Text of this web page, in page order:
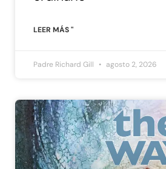
LEER MÁS "
Padre Richard Gill agosto 2, 2026